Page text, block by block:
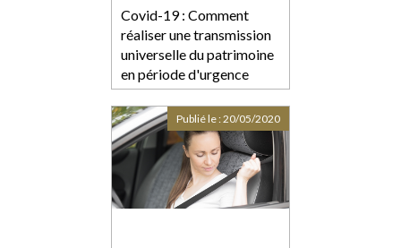
Covid-19 : Comment
réaliser une transmission
universelle du patrimoine
en période d'urgence
sanitaire ?
Publié le :20/05/2020